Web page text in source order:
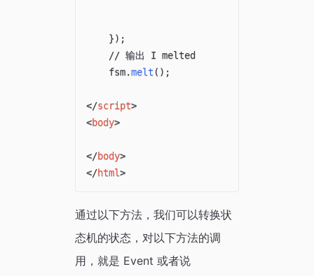
}) ;
// 输出 I melted
    fsm
.melt ( ) ;
</script>
<body>
</body>
</html>
通过以下方法，我们可以转换状
态机的状态，对以下方法的调
用，就是 Event 或者说